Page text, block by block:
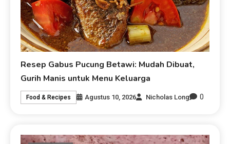
Resep Gabus Pucung Betawi: Mudah Dibuat,
Gurih Manis untuk Menu Keluarga
Food & Recipes Agustus 10, 2026 Nicholas Long 0